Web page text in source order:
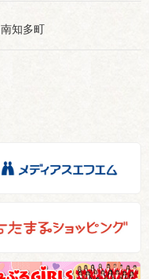
南知多町